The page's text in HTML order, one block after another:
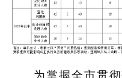
为掌握全市贯